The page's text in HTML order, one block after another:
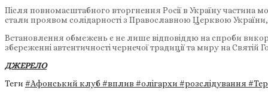
Після повномасштабного вторгнення Росії в Україну частина
стали проявом солідарності з Православною Церквою
Встановлення обмежень є не лише відповіддю на спроби
збереженні автентичності чернечої традиції та миру на Святій
ДЖЕРЕЛО
Теги #Афонський клуб #вплив #олігархи #розслідування